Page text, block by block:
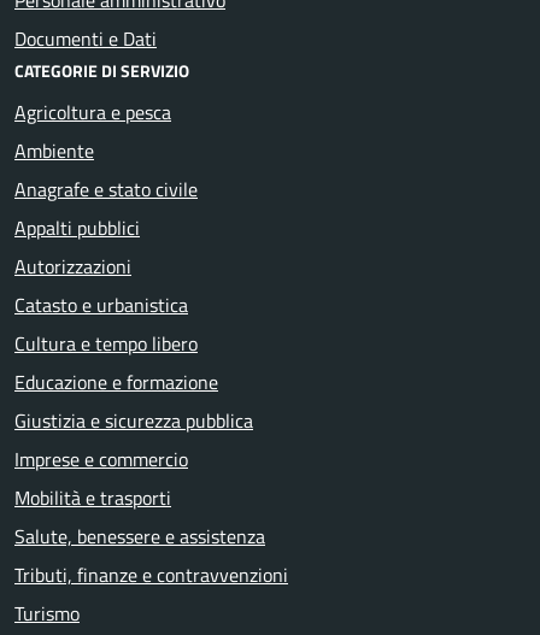
Documenti e Dati
CATEGORIE DI SERVIZIO
Agricoltura e pesca
Ambiente
Anagrafe e stato civile
Appalti pubblici
Autorizzazioni
Catasto e urbanistica
Cultura e tempo libero
Educazione e formazione
Giustizia e sicurezza pubblica
Imprese e commercio
Mobilità e trasporti
Salute, benessere e assistenza
Tributi, finanze e contravvenzioni
Turismo